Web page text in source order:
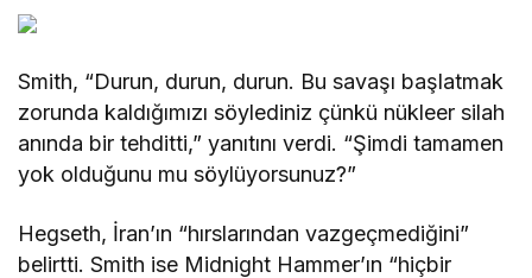
Smith, “Durun, durun, durun. Bu savaşı başlatmak
zorunda kaldığımızı söylediniz çünkü nükleer silah
anında bir tehditti,” yanıtını verdi. “Şimdi tamamen
yok olduğunu mu söylüyorsunuz?”
Hegseth, İran’ın “hırslarından vazgeçmediğini”
belirtti. Smith ise Midnight Hammer’ın “hiçbir